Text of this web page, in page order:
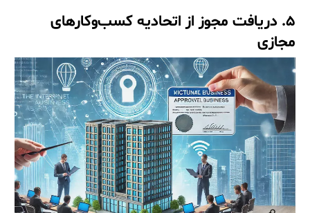
۵. دریافت مجوز از اتحادیه کسب‌وکارهای
مجازی